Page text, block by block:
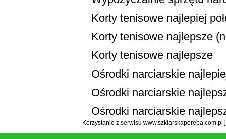
Korty tenisowe najlepiej
Korty tenisowe najlepsze
Korty tenisowe najlepsze
Ośrodki narciarskie
Ośrodki narciarskie
Ośrodki narciarskie
Korzystanie z serwisu